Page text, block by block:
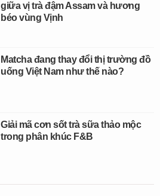
giữa vị trà đậm Assam và hương
béo vùng Vịnh
Matcha đang thay đổi thị trường đồ
uống Việt Nam như thế nào?
Giải mã cơn sốt trà sữa thảo mộc
trong phân khúc F&B